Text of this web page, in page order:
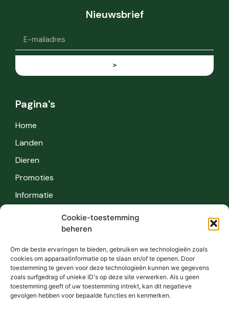
Cookie-toestemming
beheren
Om de beste ervaringen te bieden, gebruiken we technologieën zoals
cookies om apparaatinformatie op te slaan en/of te openen. Door
toestemming te geven voor deze technologieën kunnen we gegevens
zoals surfgedrag of unieke ID's op deze site verwerken. Als u geen
toestemming geeft of uw toestemming intrekt, kan dit negatieve
gevolgen hebben voor bepaalde functies en kenmerken.
Nieuwsbrief
>
Pagina's
Home
Landen
Dieren
Promoties
Informatie
Informatie
Veiligheid
FAQ
Contact